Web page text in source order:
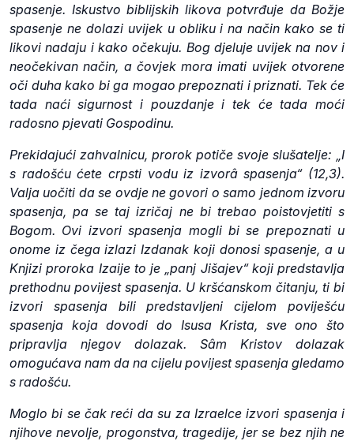
spasenje. Iskustvo biblijskih likova potvrđuje da Božje
spasenje ne dolazi uvijek u obliku i na način kako se ti
likovi nadaju i kako očekuju. Bog djeluje uvijek na nov i
neočekivan način, a čovjek mora imati uvijek otvorene
oči duha kako bi ga mogao prepoznati i priznati. Tek će
tada naći sigurnost i pouzdanje i tek će tada moći
radosno pjevati Gospodinu.
Prekidajući zahvalnicu, prorok potiče svoje slušatelje: „I
s radošću ćete crpsti vodu iz izvorâ spasenja“ (12,3).
Valja uočiti da se ovdje ne govori o samo jednom izvoru
spasenja, pa se taj izričaj ne bi trebao poistovjetiti s
Bogom. Ovi izvori spasenja mogli bi se prepoznati u
onome iz čega izlazi Izdanak koji donosi spasenje, a u
Knjizi proroka Izaije to je „panj Jišajev“ koji predstavlja
prethodnu povijest spasenja. U kršćanskom čitanju, ti bi
izvori spasenja bili predstavljeni cijelom poviješću
spasenja koja dovodi do Isusa Krista, sve ono što
pripravlja njegov dolazak. Sâm Kristov dolazak
omogućava nam da na cijelu povijest spasenja gledamo
s radošću.
Moglo bi se čak reći da su za Izraelce izvori spasenja i
njihove nevolje, progonstva, tragedije, jer se bez njih ne